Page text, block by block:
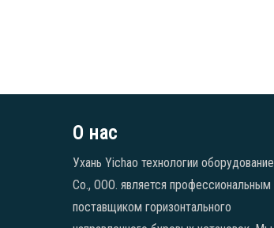
О нас
Ухань Yichao технологии оборудование
Co., ООО. является профессиональным
поставщиком горизонтального